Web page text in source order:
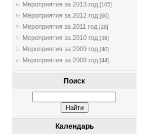
Мероприятия за 2013 год [105]
Мероприятия за 2012 год [60]
Мероприятия за 2011 год [28]
Мероприятия за 2010 год [39]
Мероприятия за 2009 год [40]
Мероприятия за 2008 год [44]
Поиск
Календарь